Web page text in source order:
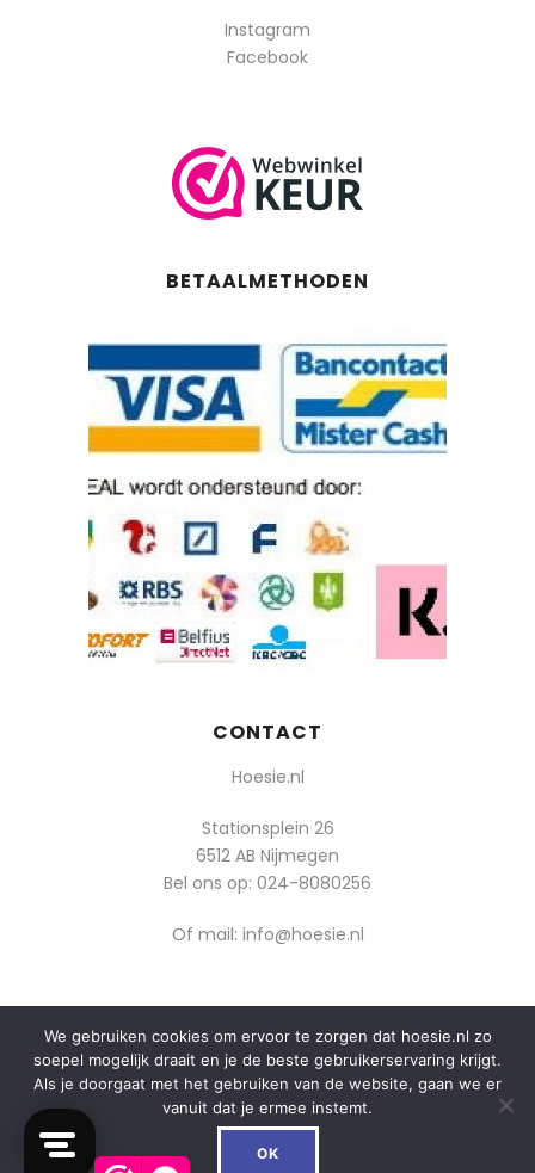
Instagram
Facebook
BETAALMETHODEN
CONTACT
Hoesie.nl
Stationsplein 26
6512 AB Nijmegen
Bel ons op: 024-8080256
Of mail: info@hoesie.nl
© 2014-2025 Boozt - Hoesie.nl. All rights reserved.
algemene voorwaarden
privacy
De waardering van hoesie.nl bij
We gebruiken cookies om ervoor te zorgen dat hoesie.nl zo
soepel mogelijk draait en je de beste gebruikerservaring krijgt.
Als je doorgaat met het gebruiken van de website, gaan we er
vanuit dat je ermee instemt.
OK